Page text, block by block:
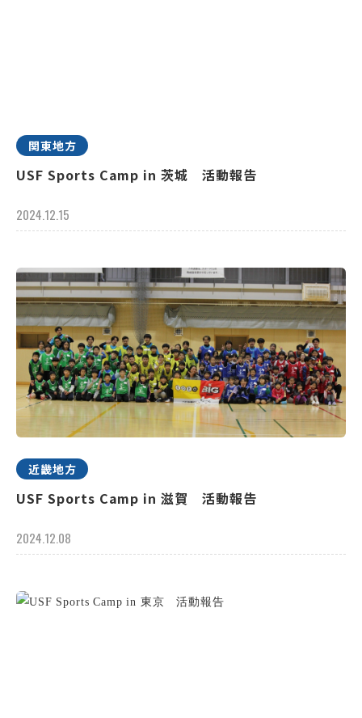
関東地方
USF Sports Camp in 茨城 活動報告
2024.12.15
近畿地方
USF Sports Camp in 滋賀 活動報告
2024.12.08